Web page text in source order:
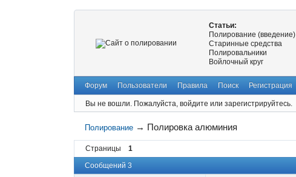
Статьи:
Полирование (введение)
Старинные средства
Полировальники
Войлочный круг
Форум Пользователи Правила Поиск Регистрация
Вы не вошли. Пожалуйста, войдите или зарегистрируйтесь.
Полирование → Полировка алюминия
Страницы 1
Сообщений 3